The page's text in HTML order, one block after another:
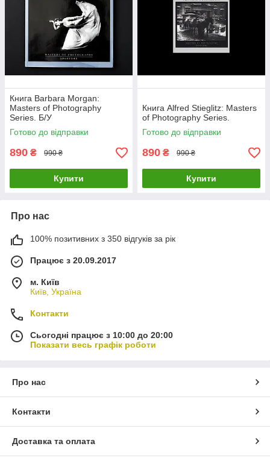
Книга Barbara Morgan:
Masters of Photography
Series. Б/У
Готово до відправки
890 ₴ 990 ₴
Купити
Книга Alfred Stieglitz: Masters
of Photography Series.
Готово до відправки
890 ₴ 990 ₴
Купити
Про нас
100% позитивних з 350 відгуків за рік
Працює з 20.09.2017
м. Київ
Київ, Україна
Контакти
Сьогодні працює з 10:00 до 20:00
Показати весь графік роботи
Про нас
Контакти
Доставка та оплата